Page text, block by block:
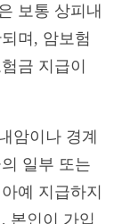
보통 상피내
며, 암보험
금 지급이
암이나 경계
일부 또는
예 지급하지
본인이 가입